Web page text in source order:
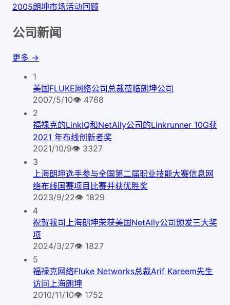
2005朗坤市场活动回顾
公司新闻
更多 →
1
美国FLUKE网络公司总裁莅临朗坤公司
2007/5/10👁 4768
2
福禄克的LinkIQ和NetAlly公司的Linkrunner 10G获
2021 年布线创新者奖
2021/10/9👁 3327
3
上海朗坤选手参与全国第二届职业技能大赛信息网
络布线国赛项目比赛并获优胜奖
2023/9/22👁 1829
4
祝贺我司上海朗坤荣获美国NetAlly公司颁发三大奖
项
2024/3/27👁 1827
5
福禄克网络Fluke Networks总裁Arif Kareem先生
访问上海朗坤
2010/11/10👁 1752